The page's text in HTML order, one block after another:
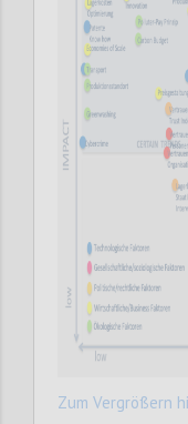
Zum Vergrößern